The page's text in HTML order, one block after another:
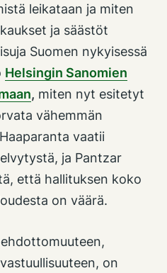
leikataan ja miten
ja säästöt
Suomen nykyisessä
Helsingin Sanomien
, miten nyt esitetyt
vähemmän
vaatii
ja Pantzar
että hallituksen koko
on väärä.
on